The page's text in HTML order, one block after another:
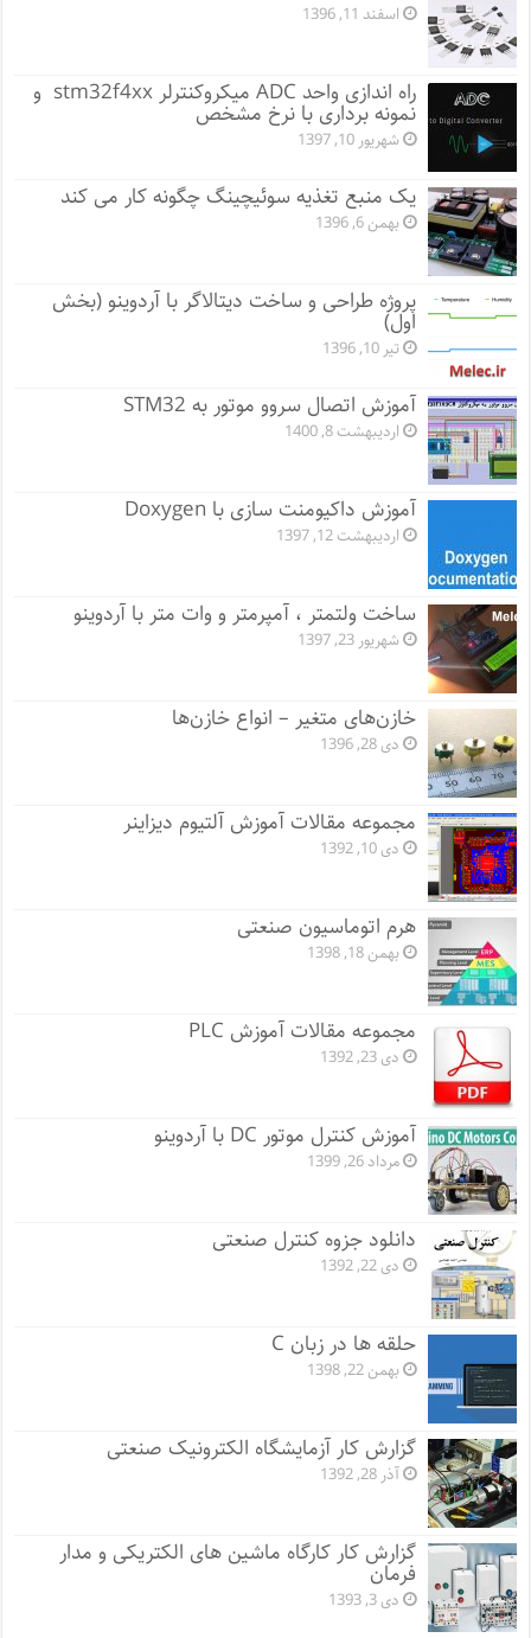
اسفند 11, 1396
راه اندازی واحد ADC میکروکنترلر stm32f4xx و
نمونه برداری با نرخ مشخص
شهریور 10, 1397
یک منبع تغذیه سوئیچینگ چگونه کار می کند
بهمن 6, 1396
پروژه طراحی و ساخت دیتالاگر با آردوینو (بخش
اول)
تیر 10, 1396
آموزش اتصال سروو موتور به STM32
اردیبهشت 8, 1400
آموزش داکیومنت سازی با Doxygen
اردیبهشت 12, 1397
ساخت ولتمتر ، آمپرمتر و وات متر با آردوینو
شهریور 23, 1397
خازن‌های متغیر – انواع خازن‌ها
دی 28, 1396
مجموعه مقالات آموزش آلتیوم دیزاینر
دی 10, 1392
هرم اتوماسیون صنعتی
بهمن 18, 1398
مجموعه مقالات آموزش PLC
دی 23, 1392
آموزش کنترل موتور DC با آردوینو
مرداد 26, 1399
دانلود جزوه کنترل صنعتی
دی 22, 1392
حلقه ها در زبان C
بهمن 22, 1398
گزارش کار آزمایشگاه الکترونیک صنعتی
آذر 28, 1392
گزارش کار کارگاه ماشین های الکتریکی و مدار
فرمان
دی 3, 1393